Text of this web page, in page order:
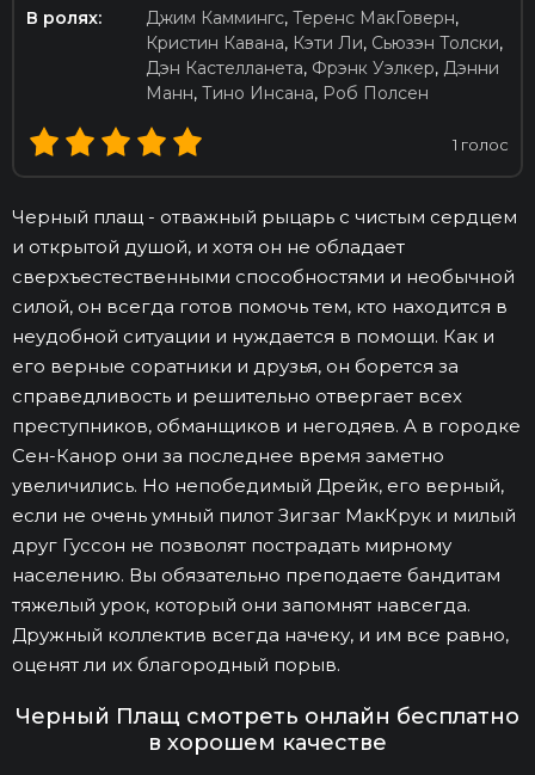
В ролях:
Джим Каммингс, Теренс МакГоверн,
Кристин Кавана, Кэти Ли, Сьюзэн Толски,
Дэн Кастелланета, Фрэнк Уэлкер, Дэнни
Манн, Тино Инсана, Роб Полсен
1 голос
Черный плащ - отважный рыцарь с чистым сердцем
и открытой душой, и хотя он не обладает
сверхъестественными способностями и необычной
силой, он всегда готов помочь тем, кто находится в
неудобной ситуации и нуждается в помощи. Как и
его верные соратники и друзья, он борется за
справедливость и решительно отвергает всех
преступников, обманщиков и негодяев. А в городке
Сен-Канор они за последнее время заметно
увеличились. Но непобедимый Дрейк, его верный,
если не очень умный пилот Зигзаг МакКрук и милый
друг Гуссон не позволят пострадать мирному
населению. Вы обязательно преподаете бандитам
тяжелый урок, который они запомнят навсегда.
Дружный коллектив всегда начеку, и им все равно,
оценят ли их благородный порыв.
Черный Плащ смотреть онлайн бесплатно
в хорошем качестве